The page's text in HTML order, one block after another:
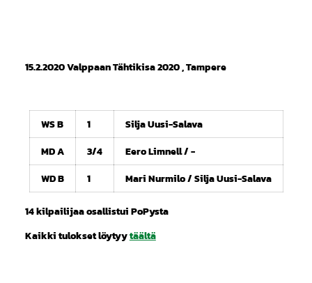
15.2.2020 Valppaan Tähtikisa 2020 , Tampere
WS B 1
Silja Uusi-Salava
MD A
3/4
Eero Limnell / -
WD B
1 Mari Nurmilo / Silja Uusi-Salava
14 kilpailijaa osallistui PoPysta
Kaikki tulokset löytyytäältä